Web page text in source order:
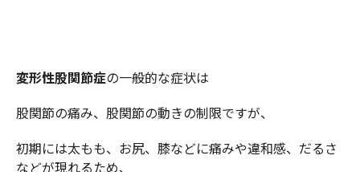
変形性股関節症の一般的な症状は
股関節の痛み、股関節の動きの制限ですが、
初期には太もも、お尻、膝などに痛みや違和感、だるさ
などが現れるため、